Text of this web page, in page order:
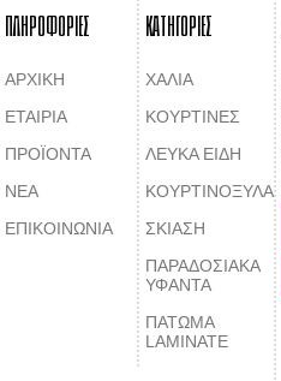
ΠΛΗΡΟΦΟΡΙΕΣ
ΑΡΧΙΚΗ
ΕΤΑΙΡΙΑ
ΠΡΟΪΟΝΤΑ
ΝΕΑ
ΕΠΙΚΟΙΝΩΝΙΑ
ΚΑΤΗΓΟΡΙΕΣ
ΧΑΛΙΑ
ΚΟΥΡΤΙΝΕΣ
ΛΕΥΚΑ ΕΙΔΗ
ΚΟΥΡΤΙΝΟΞΥΛΑ
ΣΚΙΑΣΗ
ΠΑΡΑΔΟΣΙΑΚΑ
ΥΦΑΝΤΑ
ΠΑΤΩΜΑ
LAMINATE